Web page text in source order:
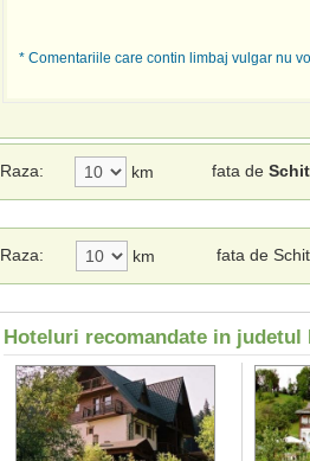
* Comentariile care contin limbaj vulgar nu
Raza: km fata de
Raza: km fata de
Hoteluri recomandate in judetul